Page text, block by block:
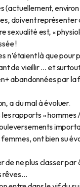
(actuellement,
doivent
sexualité est, «
!
n’étaient là que pour
de vieillir … et
abandonnées par la
a du mal à évoluer.
rapports « hommes
ont bien su
de ne plus classer
rêves…